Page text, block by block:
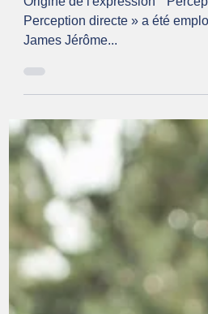
3 avr. 2025 3 min de lecture
Une formation
Origine de l'expression "
Perception directe » a été
James Jérôme...